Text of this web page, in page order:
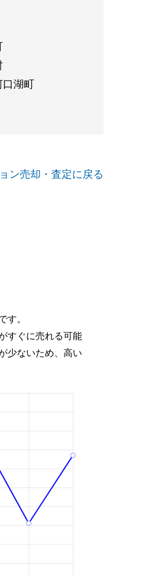
湖町
ン売却・査定に戻る
。
すぐに売れる可能
少ないため、高い